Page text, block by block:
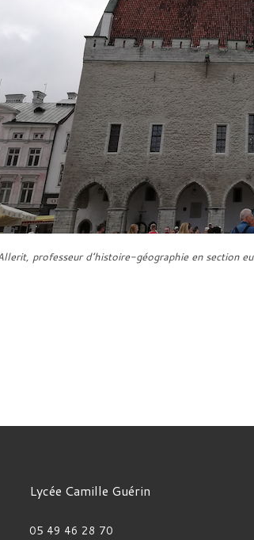
professeur d’histoire-géographie en section
Lycée Camille Guérin
05 49 46 28 70